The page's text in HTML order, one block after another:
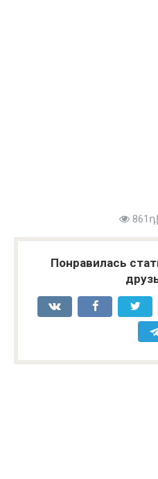
Понравилась